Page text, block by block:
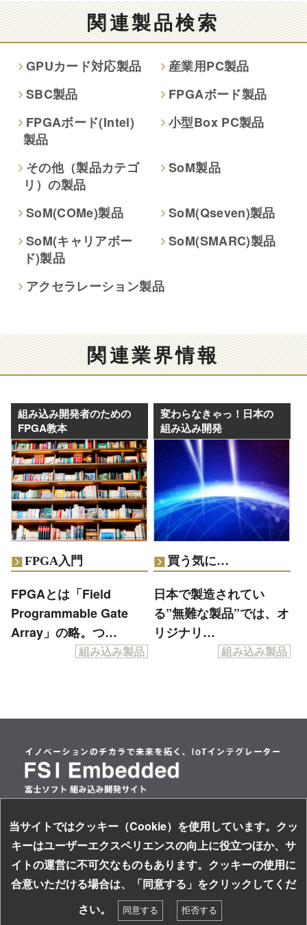
情報提供は任意ですが、情報を提供しなかった場合、情報の
項目によってはお問い合わせ等に
ご回答できない場合がございます。
なし
個人情報保護への取り組み
関連製品検索
GPUカード対応製品
産業用PC製品
SBC製品
FPGAボード製品
FPGAボード(Intel)
製品
小型Box PC製品
その他（製品カテゴ
リ）の製品
SoM製品
SoM(COMe)製品
SoM(Qseven)製品
SoM(キャリアボー
ド)製品
SoM(SMARC)製品
アクセラレーション製品
関連業界情報
組み込み開発者のための
FPGA教本
FPGA入門
FPGAとは「Field
Programmable Gate
Array」の略。つ…
組み込み製品
変わらなきゃっ！日本の
組み込み開発
買う気に…
日本で製造されてい
る”無難な製品”では、オ
リジナリ…
組み込み製品
情報セキュリティ基本方針
個人情報保護方針
サイトのご利用について
ソーシャルメディアガイドライン
お探しの組み込み製品はキーワードで検索！
当サイトではクッキー（Cookie）を使用しています。クッ
キーはユーザーエクスペリエンスの向上に役立つほか、サ
イトの運営に不可欠なものもあります。クッキーの使用に
合意いただける場合は、「同意する」をクリックしてくだ
さい。
同意する 拒否する